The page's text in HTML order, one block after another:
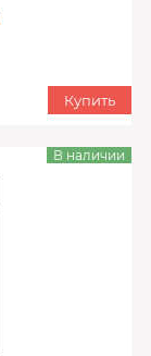
Купить
В наличии